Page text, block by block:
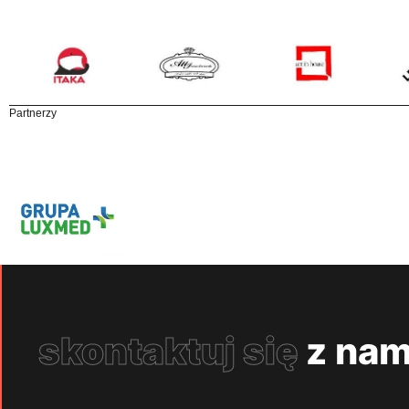
Partnerzy
skontaktuj się z